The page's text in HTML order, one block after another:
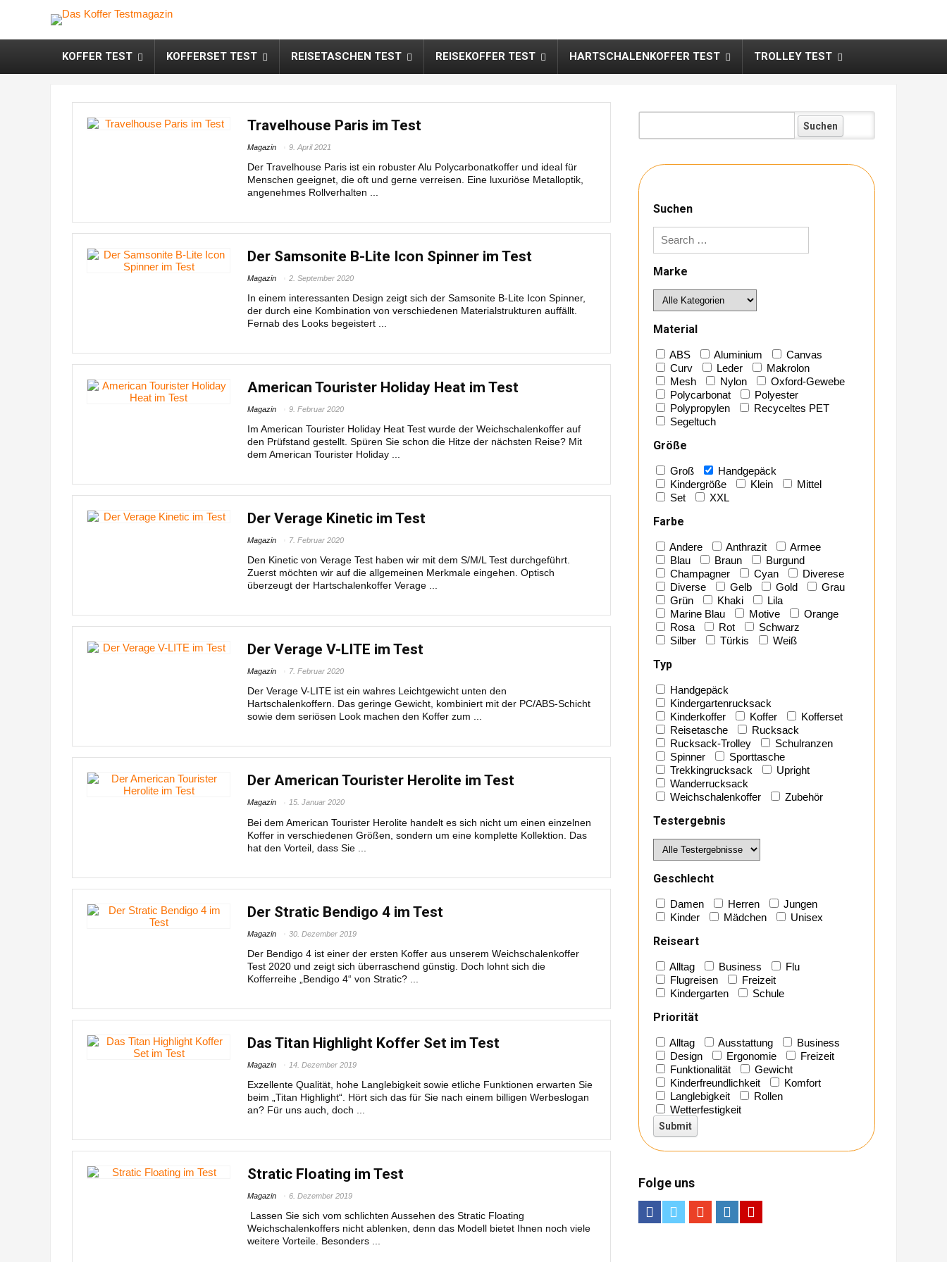
KOFFER TEST KOFFERSET TEST REISETASCHEN TEST REISEKOFFER TEST HARTSCHALENKOFFER TEST TROLLEY TEST
Travelhouse Paris im Test
Magazin 9. April 2021
Der Travelhouse Paris ist ein robuster Alu Polycarbonatkoffer und ideal für
Menschen geeignet, die oft und gerne verreisen. Eine luxuriöse Metalloptik,
angenehmes Rollverhalten ...
Der Samsonite B-Lite Icon Spinner im Test
Magazin 2. September 2020
In einem interessanten Design zeigt sich der Samsonite B-Lite Icon Spinner,
der durch eine Kombination von verschiedenen Materialstrukturen auffällt.
Fernab des Looks begeistert ...
American Tourister Holiday Heat im Test
Magazin 9. Februar 2020
Im American Tourister Holiday Heat Test wurde der Weichschalenkoffer auf
den Prüfstand gestellt. Spüren Sie schon die Hitze der nächsten Reise? Mit
dem American Tourister Holiday ...
Der Verage Kinetic im Test
Magazin 7. Februar 2020
Den Kinetic von Verage Test haben wir mit dem S/M/L Test durchgeführt.
Zuerst möchten wir auf die allgemeinen Merkmale eingehen. Optisch
überzeugt der Hartschalenkoffer Verage ...
Der Verage V-LITE im Test
Magazin 7. Februar 2020
Der Verage V-LITE ist ein wahres Leichtgewicht unten den
Hartschalenkoffern. Das geringe Gewicht, kombiniert mit der PC/ABS-Schicht
sowie dem seriösen Look machen den Koffer zum ...
Der American Tourister Herolite im Test
Magazin 15. Januar 2020
Bei dem American Tourister Herolite handelt es sich nicht um einen einzelnen
Koffer in verschiedenen Größen, sondern um eine komplette Kollektion. Das
hat den Vorteil, dass Sie ...
Der Stratic Bendigo 4 im Test
Magazin 30. Dezember 2019
Der Bendigo 4 ist einer der ersten Koffer aus unserem Weichschalenkoffer
Test 2020 und zeigt sich überraschend günstig. Doch lohnt sich die
Kofferreihe „Bendigo 4“ von Stratic? ...
Das Titan Highlight Koffer Set im Test
Magazin 14. Dezember 2019
Exzellente Qualität, hohe Langlebigkeit sowie etliche Funktionen erwarten Sie
beim „Titan Highlight“. Hört sich das für Sie nach einem billigen Werbeslogan
an? Für uns auch, doch ...
Stratic Floating im Test
Magazin 6. Dezember 2019
Lassen Sie sich vom schlichten Aussehen des Stratic Floating
Weichschalenkoffers nicht ablenken, denn das Modell bietet Ihnen noch viele
weitere Vorteile. Besonders ...
Suchen
Marke
Material
ABS Aluminium
Canvas
Curv
Leder
Makrolon
Mesh
Nylon
Oxford-Gewebe
Polycarbonat
Polyester
Polypropylen
Recyceltes PET
Segeltuch
Größe
Groß
Handgepäck
Kindergröße
Klein
Mittel
Set
XXL
Farbe
Andere Anthrazit
Armee
Blau
Braun
Burgund
Champagner
Cyan
Diverese
Diverse
Gelb Gold
Grau
Grün
Khaki
Lila
Marine Blau
Motive
Orange
Rosa
Rot
Schwarz
Silber
Türkis Weiß
Typ
Handgepäck
Kindergartenrucksack
Kinderkoffer
Koffer
Kofferset
Reisetasche
Rucksack
Rucksack-Trolley
Schulranzen
Spinner
Sporttasche
Trekkingrucksack
Upright
Wanderrucksack
Weichschalenkoffer
Zubehör
Testergebnis
Geschlecht
Damen Herren
Jungen
Kinder
Mädchen Unisex
Reiseart
Alltag Business
Flu
Flugreisen
Freizeit
Kindergarten
Schule
Priorität
Alltag Ausstattung
Business
Design
Ergonomie
Freizeit
Funktionalität
Gewicht
Kinderfreundlichkeit
Komfort
Langlebigkeit
Rollen
Wetterfestigkeit
Folge uns